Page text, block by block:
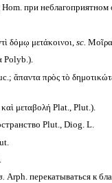
Hom. при
δόμῳ μετάκοινοι, sc.
Polyb.).
ἅπαντα πρὸς τὸ
μεταβολή Plat., Plut.).
Plut., Diog. L.
Arph. перекатываться к